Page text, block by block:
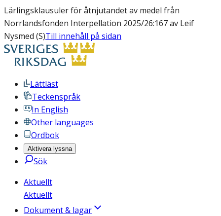
Lärlingsklausuler för åtnjutandet av medel från
Norrlandsfonden Interpellation 2025/26:167 av Leif
Nysmed (S)Till innehåll på sidan
Lättläst
Teckenspråk
In English
Other languages
Ordbok
Aktivera lyssna
Sök
Aktuellt
Aktuellt
Dokument & lagar